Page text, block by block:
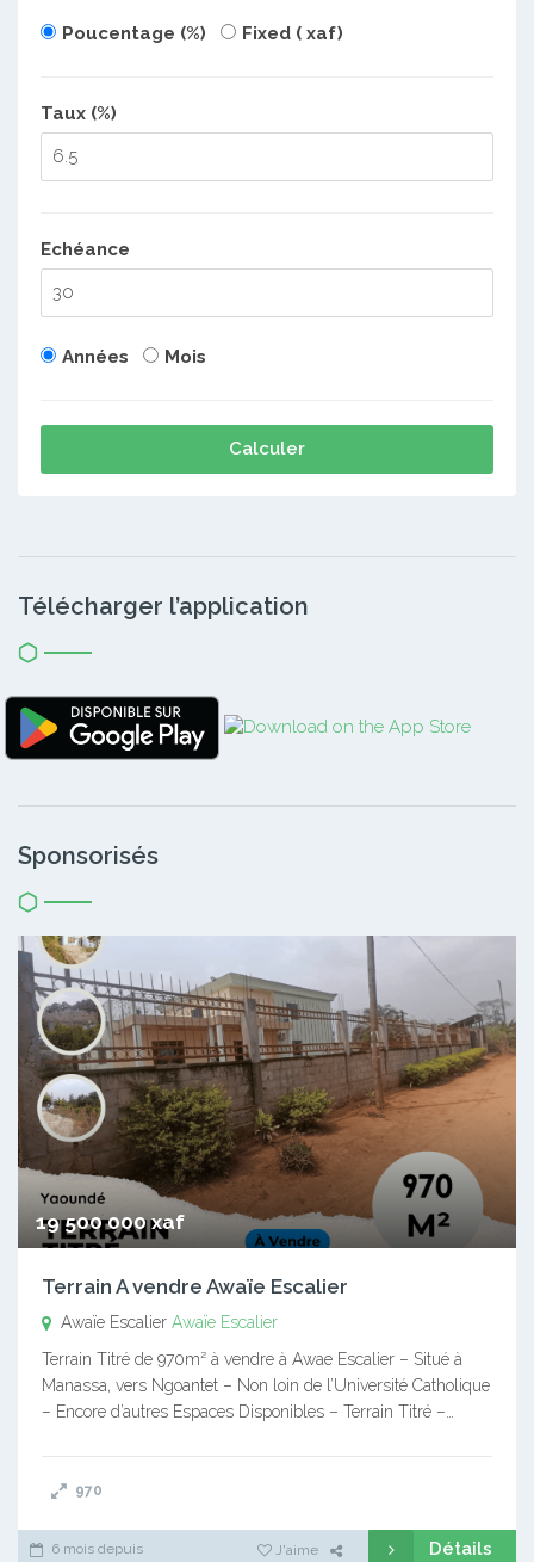
Poucentage (%) Fixed ( xaf)
Taux (%)
Echéance
Années Mois
Calculer
Télécharger l’application
Sponsorisés
19 500 000 xaf
Terrain A vendre Awaïe Escalier
Awaïe Escalier Awaïe Escalier
Terrain Titré de 970m² à vendre à Awae Escalier – Situé à
Manassa, vers Ngoantet – Non loin de l’Université Catholique
– Encore d’autres Espaces Disponibles – Terrain Titré –…
970
6 mois depuis J'aime Détails